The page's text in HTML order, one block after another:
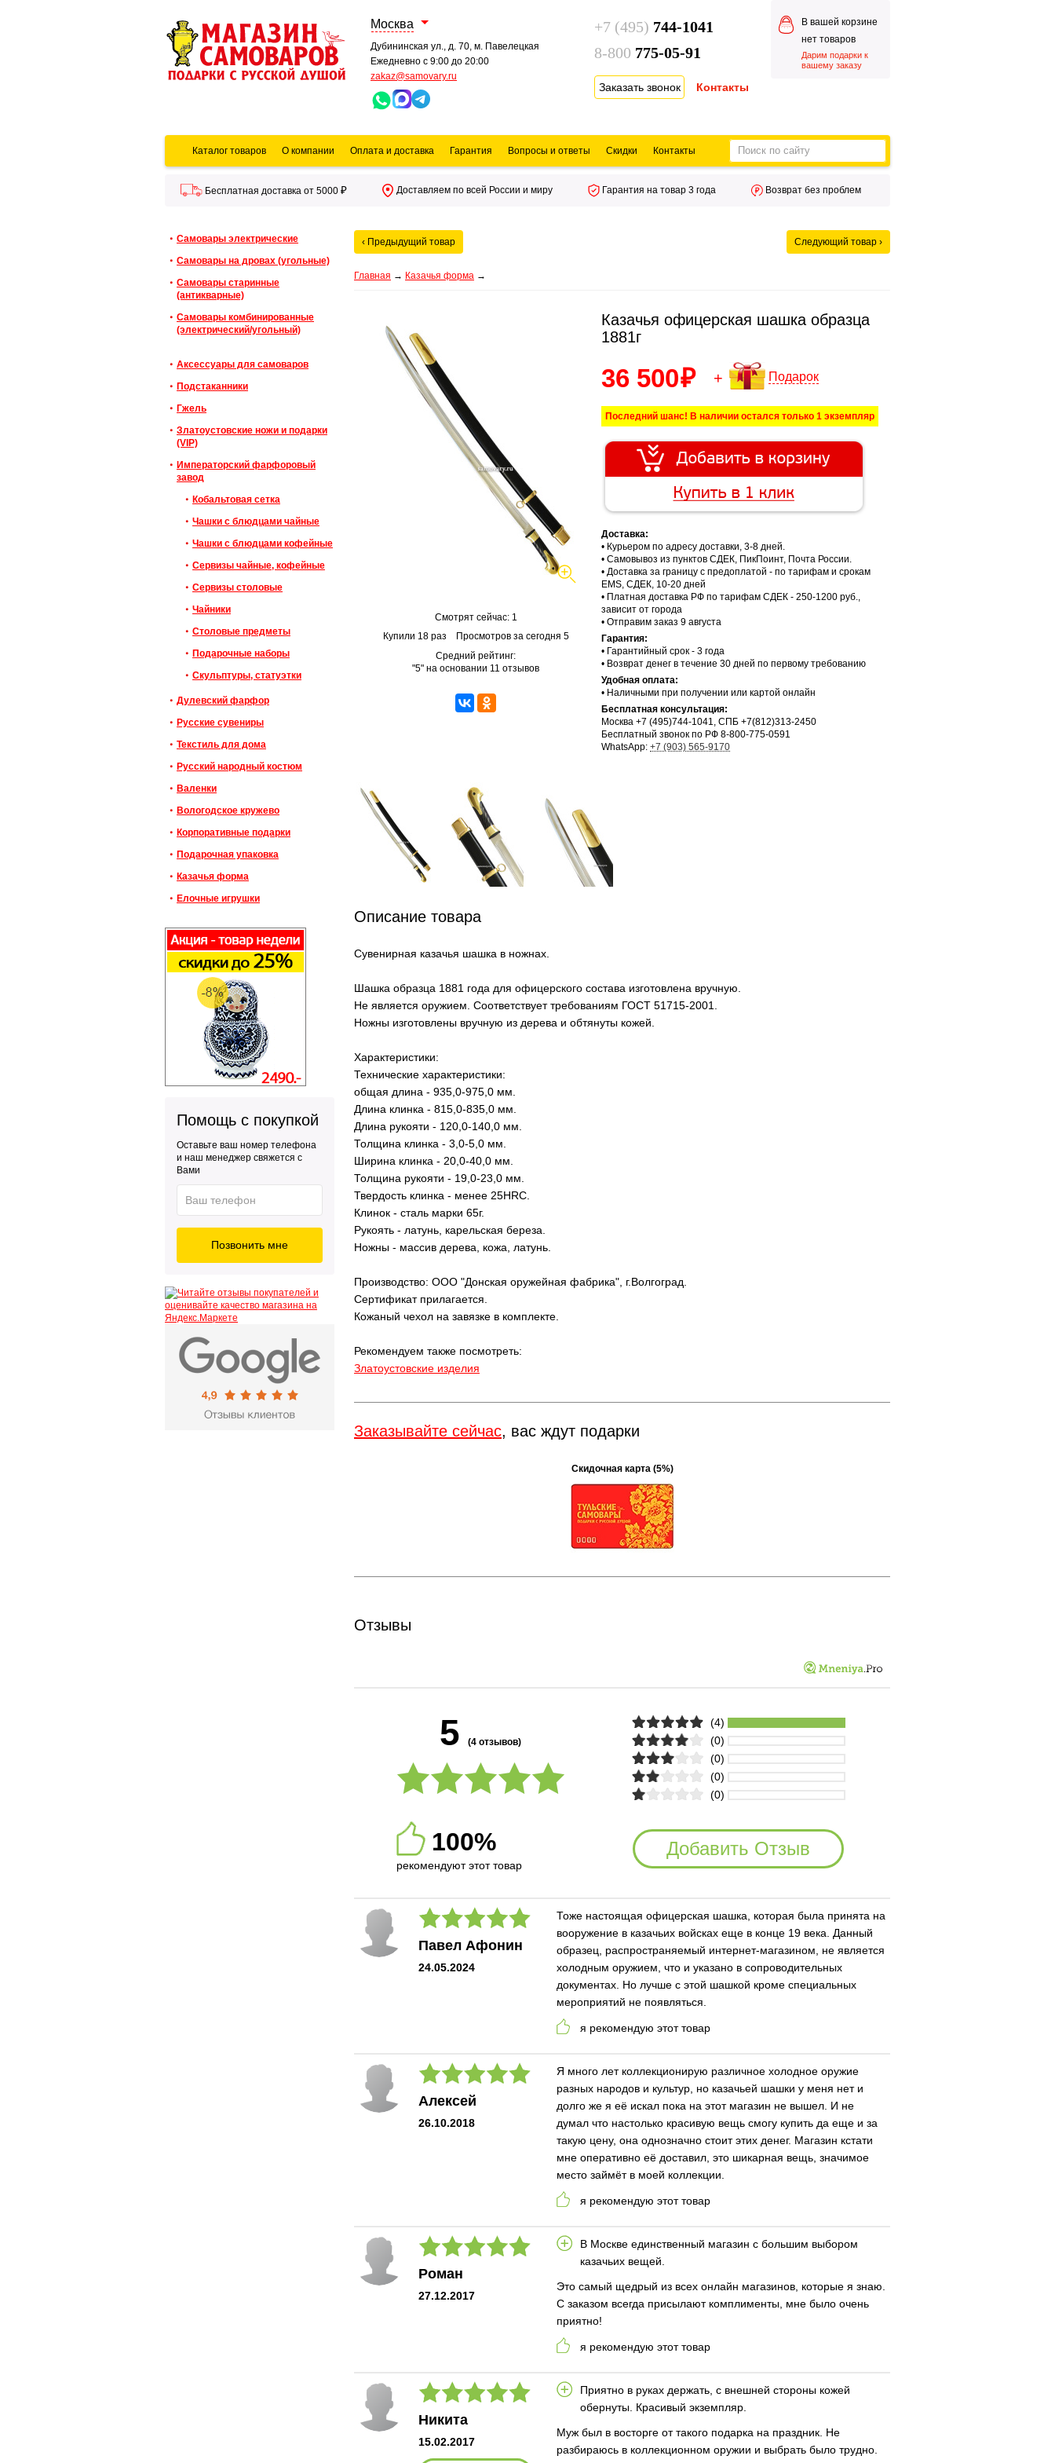
нет товаров
Дарим подарки к
вашему заказу
+7 (495) 744-1041
8-800 775-05-91
Москва
Дубининская ул., д. 70, м. Павелецкая
Ежедневно с 9:00 до 20:00
zakaz@samovary.ru
Каталог товаров О компании Оплата и доставка Гарантия Вопросы и ответы Скидки Контакты
Бесплатная доставка от 5000 Доставляем по всей России и миру Гарантия на товар 3 года Возврат без проблем
Самовары электрические
Самовары на дровах (угольные)
Самовары старинные
(антикварные)
Самовары комбинированные
(электрический/угольный)
Аксессуары для самоваров
Подстаканники
Гжель
Златоустовские ножи и подарки
(VIP)
Императорский фарфоровый
завод
Кобальтовая сетка
Чашки с блюдцами чайные
Чашки с блюдцами кофейные
Сервизы чайные, кофейные
Cервизы столовые
Чайники
Столовые предметы
Подарочные наборы
Скульптуры, статуэтки
Дулевский фарфор
Русские сувениры
Текстиль для дома
Русский народный костюм
Валенки
Вологодское кружево
Корпоративные подарки
Подарочная упаковка
Казачья форма
Елочные игрушки
Помощь с покупкой
Оставьте ваш номер телефона
и наш менеджер свяжется с
Вами
Позвонить мне
‹ Предыдущий товар Следующий товар ›
Главная → Казачья форма →
Смотрят сейчас: 1
Купили 18 раз
Просмотров за сегодня 5
Средний рейтинг:
"5" на основании 11 отзывов
Казачья офицерская шашка образца
1881г
36 500 Подарок
Последний шанс! В наличии остался только 1 экземпляр
В корзину
Доставка:
• Курьером по адресу доставки, 3-8 дней.
• Самовывоз из пунктов СДЕК, ПикПоинт, Почта России.
• Доставка за границу с предоплатой - по тарифам и срокам
EMS, СДЕК, 10-20 дней
• Платная доставка РФ по тарифам СДЕК - 250-1200 руб.,
зависит от города
• Отправим заказ 9 августа
Гарантия:
• Гарантийный срок - 3 года
• Возврат денег в течение 30 дней по первому требованию
Удобная оплата:
• Наличными при получении или картой онлайн
Бесплатная консультация:
Москва +7 (495)744-1041, СПБ +7(812)313-2450
Бесплатный звонок по РФ 8-800-775-0591
WhatsApp: +7 (903) 565-9170
Описание товара
Сувенирная казачья шашка в ножнах.
Шашка образца 1881 года для офицерского состава изготовлена вручную.
Не является оружием. Соответствует требованиям ГОСТ 51715-2001.
Ножны изготовлены вручную из дерева и обтянуты кожей.
Характеристики:
Технические характеристики:
общая длина - 935,0-975,0 мм.
Длина клинка - 815,0-835,0 мм.
Длина рукояти - 120,0-140,0 мм.
Толщина клинка - 3,0-5,0 мм.
Ширина клинка - 20,0-40,0 мм.
Толщина рукояти - 19,0-23,0 мм.
Твердость клинка - менее 25HRC.
Клинок - сталь марки 65г.
Рукоять - латунь, карельская береза.
Ножны - массив дерева, кожа, латунь.
Производство: ООО "Донская оружейная фабрика", г.Волгоград.
Сертификат прилагается.
Кожаный чехол на завязке в комплекте.
Рекомендуем также посмотреть:
Златоустовские изделия
Заказывайте сейчас, вас ждут подарки
Скидочная карта (5%)
Отзывы
5 (4 отзывов)
(4)
(0)
(0)
(0)
(0)
100%
рекомендуют этот товар
Добавить Отзыв
Павел Афонин
24.05.2024
Тоже настоящая офицерская шашка, которая была принята на
вооружение в казачьих войсках еще в конце 19 века. Данный
образец, распространяемый интернет-магазином, не является
холодным оружием, что и указано в сопроводительных
документах. Но лучше с этой шашкой кроме специальных
мероприятий не появляться.
я рекомендую этот товар
Алексей
26.10.2018
Я много лет коллекционирую различное холодное оружие
разных народов и культур, но казачьей шашки у меня нет и
долго же я её искал пока на этот магазин не вышел. И не
думал что настолько красивую вещь смогу купить да еще и за
такую цену, она однозначно стоит этих денег. Магазин кстати
мне оперативно её доставил, это шикарная вещь, значимое
место займёт в моей коллекции.
я рекомендую этот товар
Роман
27.12.2017
В Москве единственный магазин с большим выбором
казачьих вещей.
Это самый щедрый из всех онлайн магазинов, которые я знаю.
С заказом всегда присылают комплименты, мне было очень
приятно!
я рекомендую этот товар
Никита
15.02.2017
Приятно в руках держать, с внешней стороны кожей
обернуты. Красивый экземпляр.
Муж был в восторге от такого подарка на праздник. Не
разбираюсь в коллекционном оружии и выбрать было трудно.